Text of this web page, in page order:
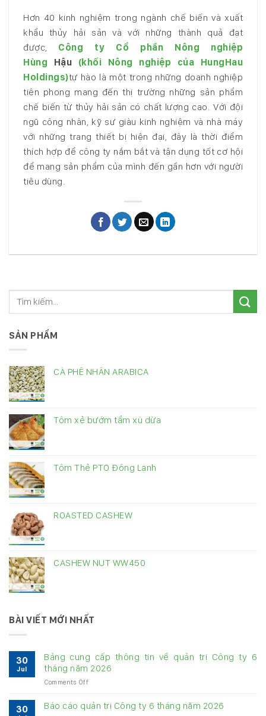
Hơn 40 kinh nghiệm trong ngành chế biến và xuất
khẩu thủy hải sản và với những thành quả đạt
được, Công ty Cổ phần Nông nghiệp
Hùng Hậu (khối Nông nghiệp của HungHau
Holdings)tự hào là một trong những doanh nghiệp
tiên phong mang đến thị trường những sản phẩm
chế biến từ thủy hải sản có chất lượng cao. Với đội
ngũ công nhân, kỹ sư giàu kinh nghiệm và nhà máy
với những trang thiết bị hiện đại, đây là thời điểm
thích hợp để công ty nắm bắt và tận dụng tốt cơ hội
để mang sản phẩm của mình đến gần hơn với người
tiêu dùng.
SẢN PHẨM
CÀ PHÊ NHÂN ARABICA
Tôm xẻ bướm tẩm xù dừa
Tôm Thẻ PTO Đông Lạnh
ROASTED CASHEW
CASHEW NUT WW450
BÀI VIẾT MỚI NHẤT
30
Jul
Bảng cung cấp thông tin về quản trị Công ty 6
tháng năm 2026
Comments Offon
cung
cấp
30 Báo cáo quản trị Công ty 6 tháng năm 2026